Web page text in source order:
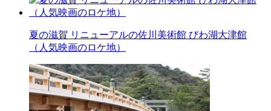
夏の滋賀 リニューアルの佐川美術館 びわ湖大津館
（人気映画のロケ地）